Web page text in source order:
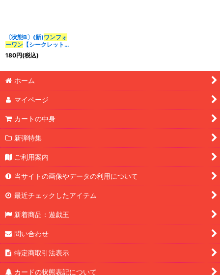
〔状態B〕(新)ワンフォ
ーワン 【シークレット】
{VP24-JP003}《魔
法》
180円(税込)
ホーム
マイページ
カートの中身
新弾特集
ご利用案内
当サイトの画像やデータの利用について
最近チェックしたアイテム
新着商品：遊戯王
問い合わせ
特定商取引法表示
カードの状態表記について